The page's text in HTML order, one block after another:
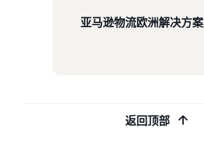
亚马逊物流欧洲解决方案
返回顶部